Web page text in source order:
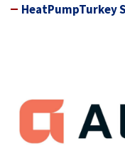
HeatPumpTurkey